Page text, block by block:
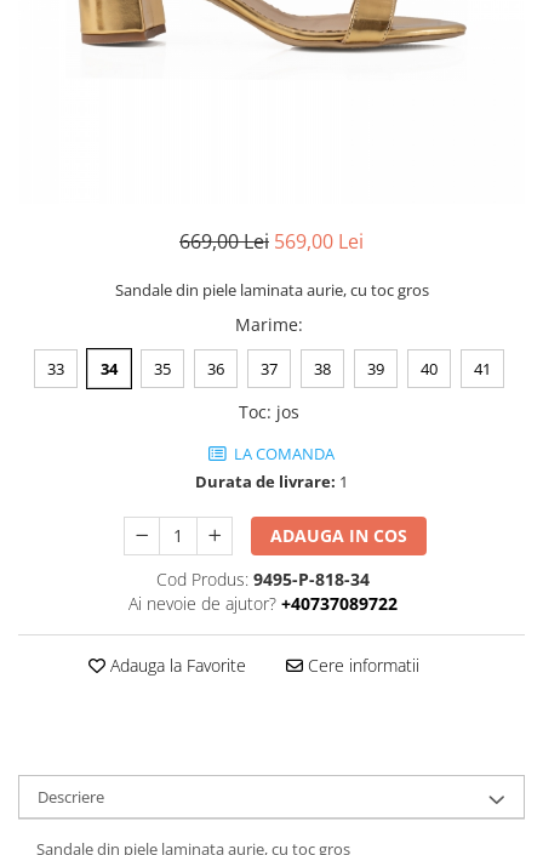
669,00 Lei 569,00 Lei
Sandale din piele laminata aurie, cu toc gros
Marime:
33 34 35 36 37 38 39 40 41
Toc: jos
LA COMANDA
Durata de livrare: 1
ADAUGA IN COS
Cod Produs: 9495-P-818-34
Ai nevoie de ajutor? +40737089722
Adauga la Favorite Cere informatii
Descriere
Sandale din piele laminata aurie, cu toc gros